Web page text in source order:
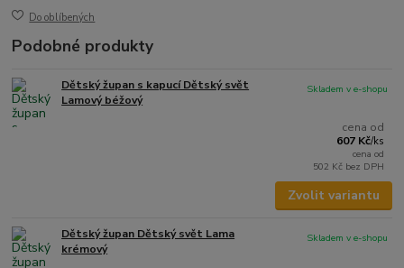
Do oblíbených
Podobné produkty
Dětský župan s kapucí Dětský svět
Lamový béžový
cena od
607 Kč/ks
cena od
502 Kč bez DPH
Skladem v e-shopu
Zvolit variantu
Dětský župan Dětský svět Lama
krémový
Skladem v e-shopu